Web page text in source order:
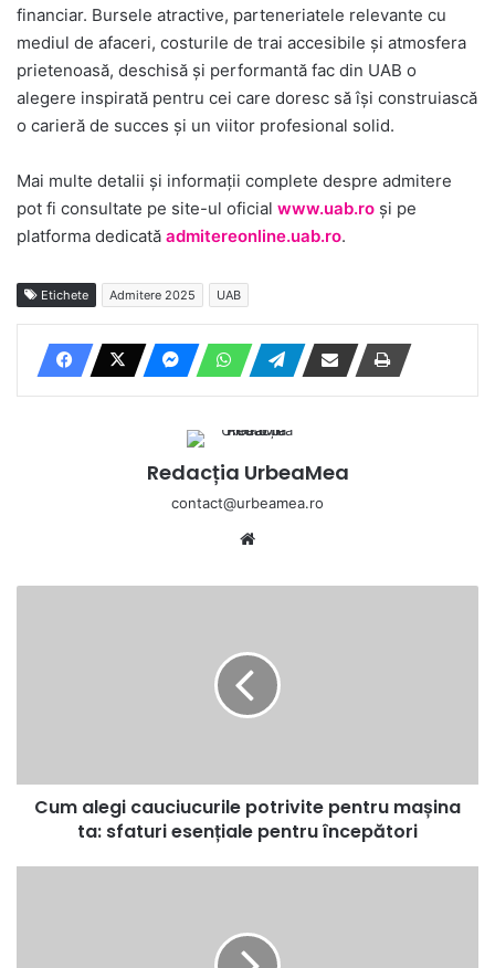
financiar. Bursele atractive, parteneriatele relevante cu
mediul de afaceri, costurile de trai accesibile și atmosfera
prietenoasă, deschisă și performantă fac din UAB o
alegere inspirată pentru cei care doresc să își construiască
o carieră de succes și un viitor profesional solid.
Mai multe detalii și informații complete despre admitere
pot fi consultate pe site-ul oficial www.uab.ro și pe
platforma dedicată admitereonline.uab.ro.
Etichete Admitere 2025 UAB
Redacția UrbeaMea
contact@urbeamea.ro
esențiale
pentru
începători
Cum alegi cauciucurile potrivite pentru mașina
ta: sfaturi esențiale pentru începători